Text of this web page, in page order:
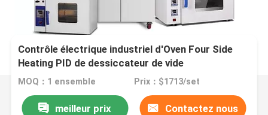
Contrôle électrique industriel d'Oven Four Side
Heating PID de dessiccateur de vide
MOQ：1 ensemble Prix：$1713/set
meilleur prix Contactez nous